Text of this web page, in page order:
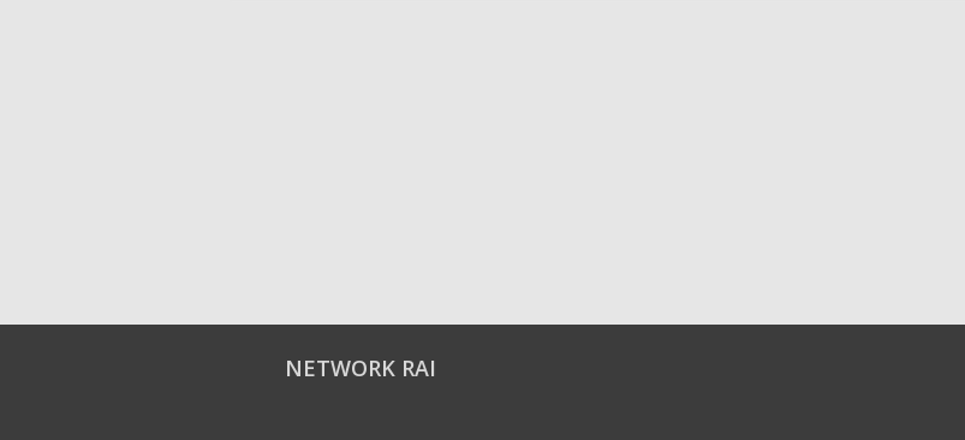
NETWORK RAI